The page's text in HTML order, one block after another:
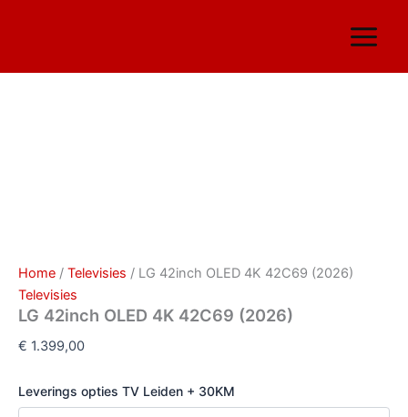
inhoud
Home / Televisies / LG 42inch OLED 4K 42C69 (2026)
Televisies
LG 42inch OLED 4K 42C69 (2026)
€ 1.399,00
Leverings opties TV Leiden + 30KM